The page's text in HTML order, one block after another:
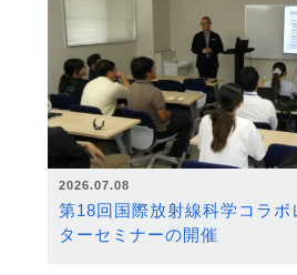
2026.07.08
第18回国際放射線科学コラボ
ターセミナーの開催